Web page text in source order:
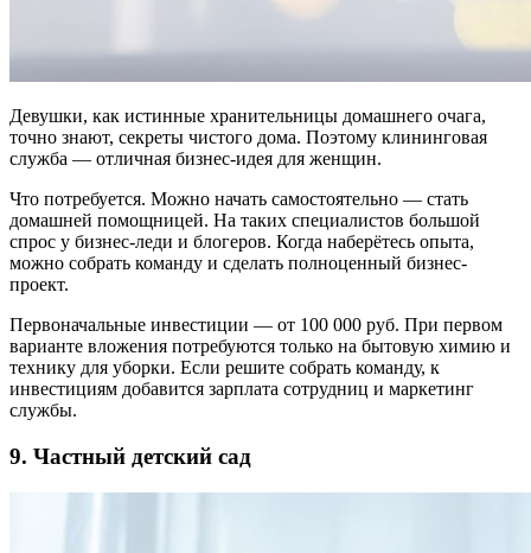
Девушки, как истинные хранительницы домашнего очага,
точно знают, секреты чистого дома. Поэтому клининговая
служба — отличная бизнес-идея для женщин.
Что потребуется. Можно начать самостоятельно — стать
домашней помощницей. На таких специалистов большой
спрос у бизнес-леди и блогеров. Когда наберётесь опыта,
можно собрать команду и сделать полноценный бизнес-
проект.
Первоначальные инвестиции — от 100 000 руб. При первом
варианте вложения потребуются только на бытовую химию и
технику для уборки. Если решите собрать команду, к
инвестициям добавится зарплата сотрудниц и маркетинг
службы.
9. Частный детский сад